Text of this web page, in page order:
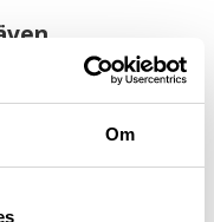
Om